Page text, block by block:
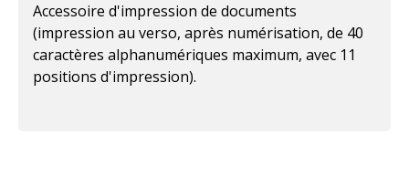
Accessoire d'impression de documents
(impression au verso, après numérisation, de 40
caractères alphanumériques maximum, avec 11
positions d'impression).